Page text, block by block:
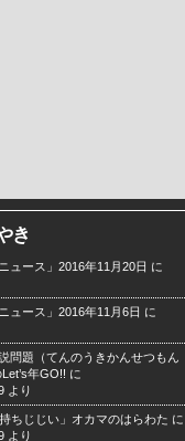
き
ュース」2016年11月20日 に
ュース」2016年11月6日 に
問題（てんのうきかんせつもん
年GO!! に
より
ちじじい」オカマのはらわた に
より